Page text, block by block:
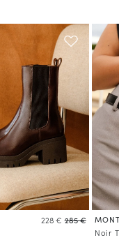
228 € 285 €
Noir